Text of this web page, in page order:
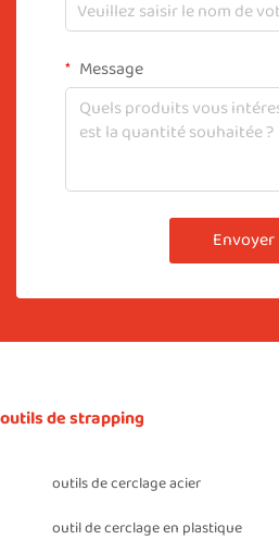
Message
Envoyer
outils de strapping
outils de cerclage acier
outil de cerclage en plastique